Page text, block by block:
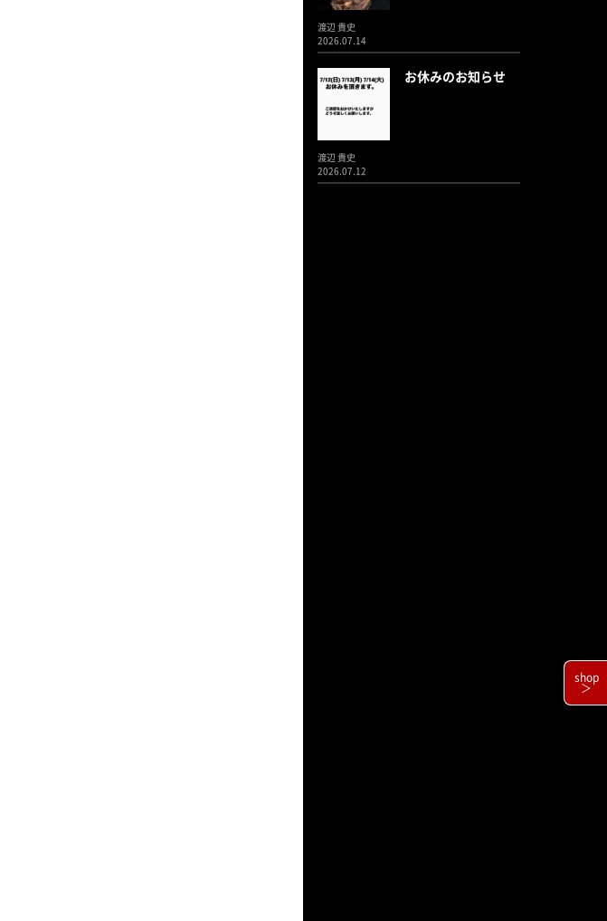
渡辺 貴史
2026.07.14
お休みのお知らせ
渡辺 貴史
2026.07.12
shop
＞